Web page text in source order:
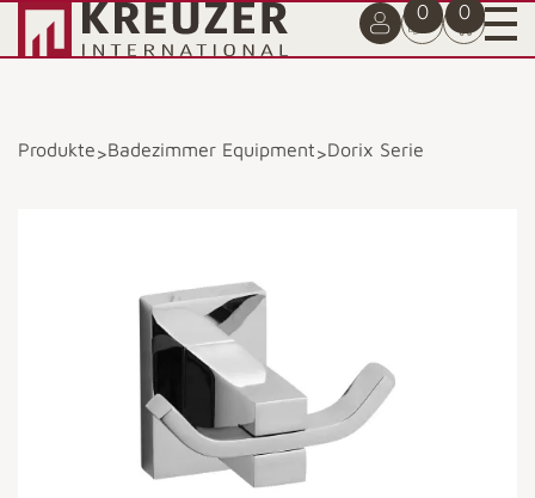
0 0
Produkte>Badezimmer Equipment>Dorix Serie